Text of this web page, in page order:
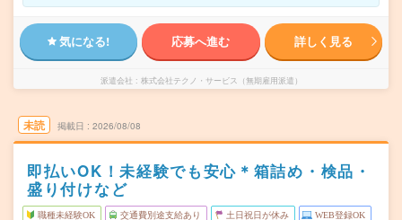
気になる! 応募へ進む 詳しく見る
派遣会社 株式会社テクノ・サービス（無期雇用派遣）
未読 掲載日 2026/08/08
即払いOK！未経験でも安心＊箱詰め・検品・
盛り付けなど
職種未経験OK 交通費別途支給あり 土日祝日が休み WEB登録OK